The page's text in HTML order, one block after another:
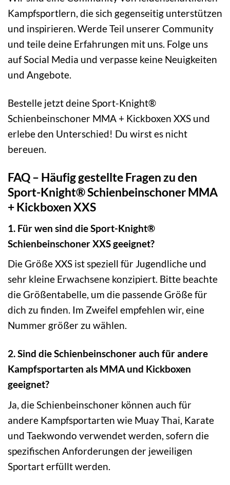
Kampfsportlern, die sich gegenseitig unterstützen
und inspirieren. Werde Teil unserer Community
und teile deine Erfahrungen mit uns. Folge uns
auf Social Media und verpasse keine Neuigkeiten
und Angebote.
Bestelle jetzt deine Sport-Knight®
Schienbeinschoner MMA + Kickboxen XXS und
erlebe den Unterschied! Du wirst es nicht
bereuen.
FAQ – Häufig gestellte Fragen zu den
Sport-Knight® Schienbeinschoner MMA
+ Kickboxen XXS
1. Für wen sind die Sport-Knight®
Schienbeinschoner XXS geeignet?
Die Größe XXS ist speziell für Jugendliche und
sehr kleine Erwachsene konzipiert. Bitte beachte
die Größentabelle, um die passende Größe für
dich zu finden. Im Zweifel empfehlen wir, eine
Nummer größer zu wählen.
2. Sind die Schienbeinschoner auch für andere
Kampfsportarten als MMA und Kickboxen
geeignet?
Ja, die Schienbeinschoner können auch für
andere Kampfsportarten wie Muay Thai, Karate
und Taekwondo verwendet werden, sofern die
spezifischen Anforderungen der jeweiligen
Sportart erfüllt werden.